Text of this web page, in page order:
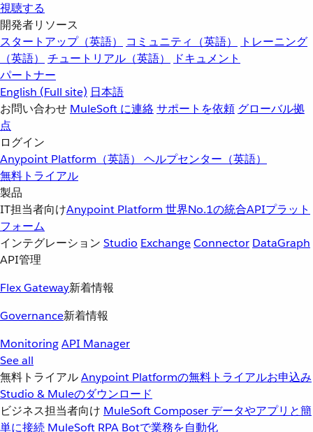
視聴する
開発者リソース
スタートアップ（英語）
コミュニティ（英語）
トレーニング
（英語）
チュートリアル（英語）
ドキュメント
パートナー
English (Full site) 日本語
お問い合わせ MuleSoft に連絡サポートを依頼 グローバル拠
点
ログイン
Anypoint Platform（英語） ヘルプセンター（英語）
無料トライアル
製品
IT担当者向けAnypoint Platform 世界No.1の統合APIプラット
フォーム
インテグレーション Studio ExchangeConnector DataGraph
API管理
Flex Gateway新着情報
Governance新着情報
MonitoringAPI Manager
See all
無料トライアルAnypoint Platformの無料トライアルお申込み
Studio & Muleのダウンロード
ビジネス担当者向け MuleSoft Composer データやアプリと簡
単に接続 MuleSoft RPA Botで業務を自動化